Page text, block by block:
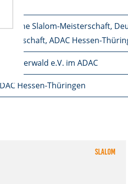
Slalom-Meisterschaft,
Meisterschaft, ADAC Hessen-
MSC Überwald e.V. im ADAC
Hessen-Thüringen
Slalom